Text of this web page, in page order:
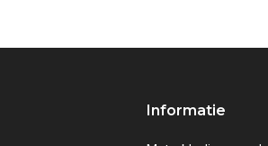
Informatie